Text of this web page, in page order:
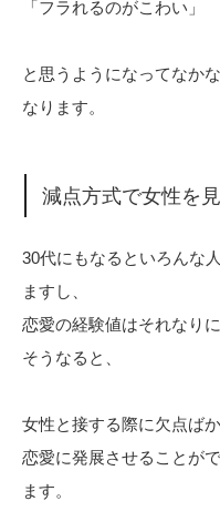
「フラれるのがこわい」
と思うようになってなか
なります。
減点方式で女性を
30代にもなるといろんな
ますし、
恋愛の経験値はそれなり
そうなると、
女性と接する際に欠点ば
恋愛に発展させることが
ます。